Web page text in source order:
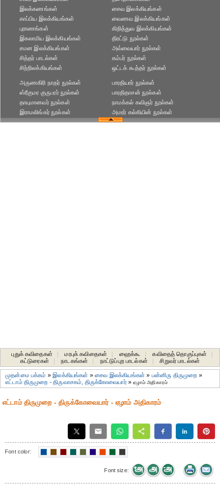
இலக்கணங்கள்
காப்பிய இலக்கியங்கள்
புராணங்கள்
சைவ இலக்கியங்கள்
வைணவ இலக்கியங்கள்
கிறித்துவ இலக்கியங்கள்
இசுலாமிய இலக்கியங்கள்
சமன இலக்கியங்கள்
சித்தர் பாடல்கள்
சிற்றிலக்கியங்கள்
திரட்டு நூல்கள்
அவ்வையார் நூல்கள்
கம்பர் நூல்கள்
ஒட்டக் கூத்தர் நூல்கள்
அருணகிரி நாதர் நூல்கள்
ஸ்ரீகுமர குருபரர் நூல்கள்
தாயுமானவர் நூல்கள்
இராமலிங்கர் நூல்கள்
பாரதியார் நூல்கள்
பாரதிதாசன் நூல்கள்
நாமக்கல் கவிஞர் நூல்கள்
அமரர் கல்கியின் நூல்கள்
புதுக் கவிதைகள் மரபுக் கவிதைகள் ஹைக்கூ கவிதைத் தொகுப்புகள்
கட்டுரைகள்
நாடகங்கள் நாட்டுப்புற பாடல்கள் சிறுவர் பாடல்கள்
முதன்மை பக்கம் »இலக்கியங்கள் »சைவ இலக்கியங்கள் » பன்னிரு திருமுறை »
எட்டாம் திருமுறை - திருவாசகம், திருக்கோவையார்»ஏழாம் அதிகாரம்
எட்டாம் திருமுறை - திருக்கோவையார் - ஏழாம் அதிகாரம்
Font color:
Font size: